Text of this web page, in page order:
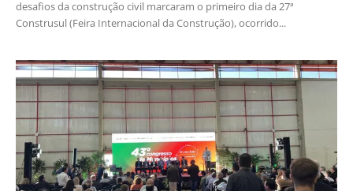
desafios da construção civil marcaram o primeiro dia da 27ª
Construsul (Feira Internacional da Construção), ocorrido...